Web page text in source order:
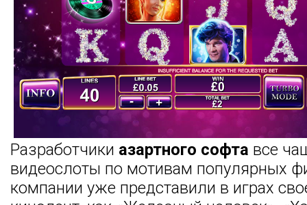
Разработчики азартного софта все
видеослоты по мотивам популярных
компании уже представили в играх